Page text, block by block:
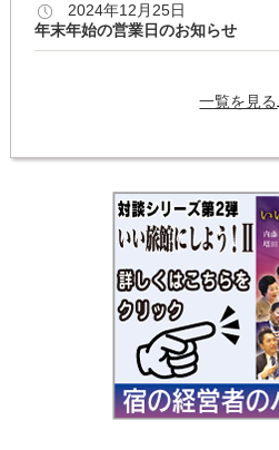
2024年12月25日
年末年始の営業日のお知らせ
一覧を見る